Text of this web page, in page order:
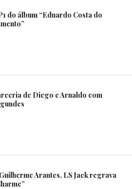
do álbum “Eduardo Costa do
de Diego e Arnaldo com
Arantes, LS Jack regrava